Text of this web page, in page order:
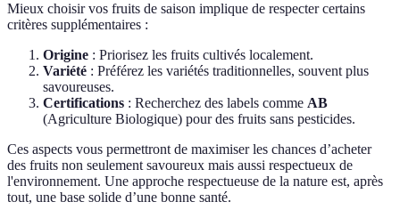
Mieux choisir vos fruits de saison implique de respecter certains
critères supplémentaires :
Origine : Priorisez les fruits cultivés localement.
Variété : Préférez les variétés traditionnelles, souvent plus
savoureuses.
Certifications : Recherchez des labels comme AB
(Agriculture Biologique) pour des fruits sans pesticides.
Ces aspects vous permettront de maximiser les chances d’acheter
des fruits non seulement savoureux mais aussi respectueux de
l'environnement. Une approche respectueuse de la nature est, après
tout, une base solide d’une bonne santé.